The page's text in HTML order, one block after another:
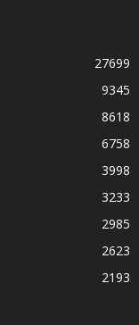
27699
9345
8618
6758
3998
3233
2985
2623
2193